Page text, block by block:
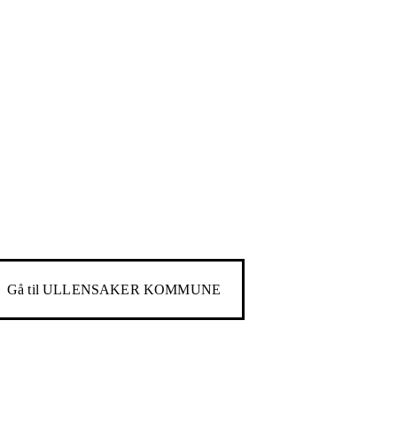
Gå tilULLENSAKER KOMMUNE